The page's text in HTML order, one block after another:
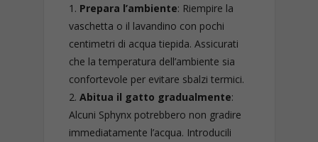
Prepara l’ambiente: Riempire la
vaschetta o il lavandino con pochi
centimetri di acqua tiepida. Assicurati
che la temperatura dell’ambiente sia
confortevole per evitare sbalzi termici.
Abitua il gatto gradualmente:
Alcuni Sphynx potrebbero non gradire
immediatamente l’acqua. Introducili